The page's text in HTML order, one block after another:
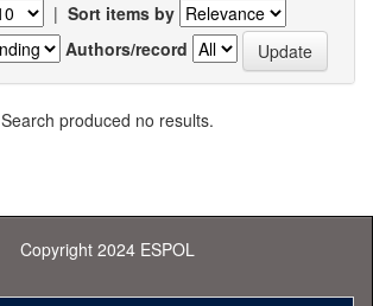
| Sort items by
Authors/record
Search produced no results.
Copyright 2024 ESPOL